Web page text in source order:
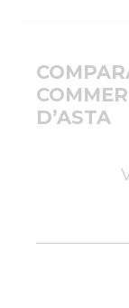
D’ASTA